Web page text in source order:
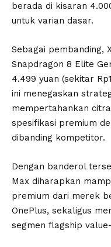
berada di kisaran
untuk varian dasar.
Sebagai pembanding,
Snapdragon 8 Elite
4.499 yuan (sekitar
ini menegaskan
mempertahankan
spesifikasi premium
dibanding kompetitor.
Dengan banderol
Max diharapkan
premium dari merek
OnePlus, sekaligus
segmen flagship